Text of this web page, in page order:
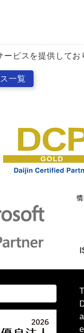
ビスを提供してお
一覧